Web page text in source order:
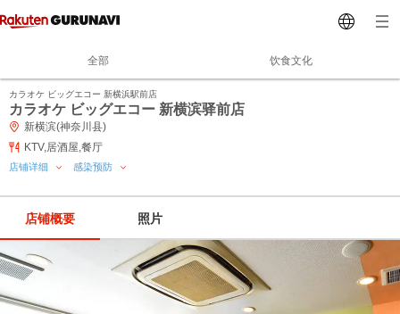
全部 饮食文化
カラオケ ビッグエコー 新横浜駅前店
カラオケ ビッグエコー 新横滨驿前店
新横滨(神奈川县)
KTV,居酒屋,餐厅
店铺详细 感染预防
店铺概要 照片